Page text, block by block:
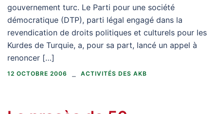
gouvernement turc. Le Parti pour une société
démocratique (DTP), parti légal engagé dans la
revendication de droits politiques et culturels pour les
Kurdes de Turquie, a, pour sa part, lancé un appel à
renoncer […]
12 OCTOBRE 2006 ACTIVITÉS DES AKB